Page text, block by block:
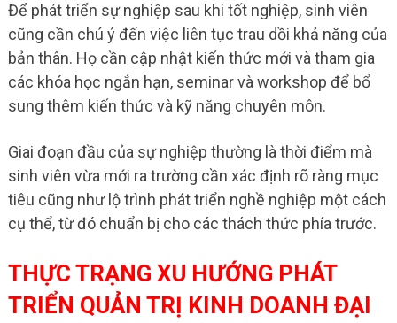
Để phát triển sự nghiệp sau khi tốt nghiệp, sinh viên
cũng cần chú ý đến việc liên tục trau dồi khả năng của
bản thân. Họ cần cập nhật kiến thức mới và tham gia
các khóa học ngắn hạn, seminar và workshop để bổ
sung thêm kiến thức và kỹ năng chuyên môn.
Giai đoạn đầu của sự nghiệp thường là thời điểm mà
sinh viên vừa mới ra trường cần xác định rõ ràng mục
tiêu cũng như lộ trình phát triển nghề nghiệp một cách
cụ thể, từ đó chuẩn bị cho các thách thức phía trước.
THỰC TRẠNG XU HƯỚNG PHÁT
TRIỂN QUẢN TRỊ KINH DOANH ĐẠI